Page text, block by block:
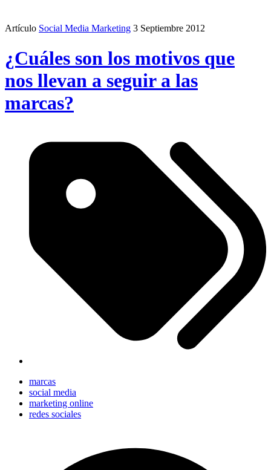
Artículo Social Media Marketing 3 Septiembre 2012
¿Cuáles son los motivos que
nos llevan a seguir a las
marcas?
marcas
social media
marketing online
redes sociales